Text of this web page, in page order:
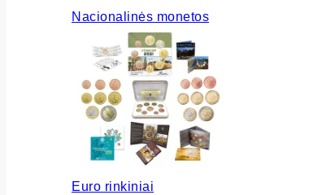
Nacionalinės monetos
Euro rinkiniai